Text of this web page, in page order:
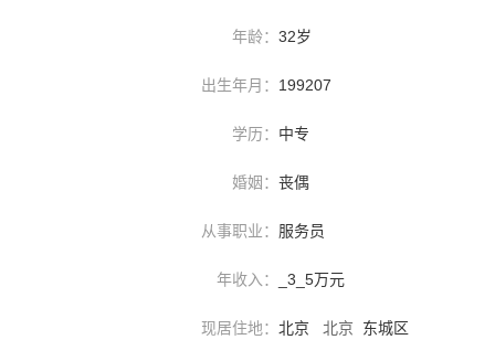
年龄： 32岁
出生年月： 199207
学历： 中专
婚姻： 丧偶
从事职业： 服务员
年收入： _3_5万元
现居住地： 北京 北京 东城区